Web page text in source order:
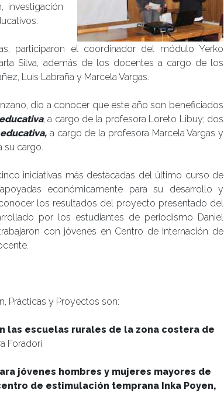
investigación
participaron el coordinador del módulo Yerko
Silva, además de los docentes a cargo de los
Luis Labraña y Marcela Vargas.
dio a conocer que este año son beneficiados
, a cargo de la profesora Loreto Libuy; dos
a cargo de la profesora Marcela Vargas y
su cargo.
iniciativas más destacadas del último curso de
económicamente para su desarrollo y
los resultados del proyecto presentado del
por los estudiantes de periodismo Daniel
con jóvenes en Centro de Internación de
Prácticas y Proyectos son:
las escuelas rurales de la zona costera de
Foradori
jóvenes hombres y mujeres mayores de
de estimulación temprana Inka Poyen,